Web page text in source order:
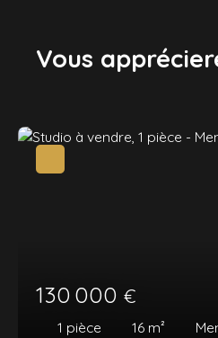
Vous
130 000 €
1 pièce 16 m²